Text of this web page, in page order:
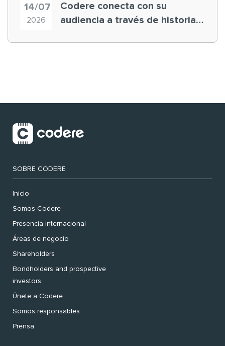
14/07
2026
Codere conecta con su
audiencia a través de historias
SOBRE CODERE
Inicio
Somos Codere
Presencia internacional
Áreas de negocio
Shareholders
Bondholders and prospective
investors
Únete a Codere
Somos responsables
Prensa